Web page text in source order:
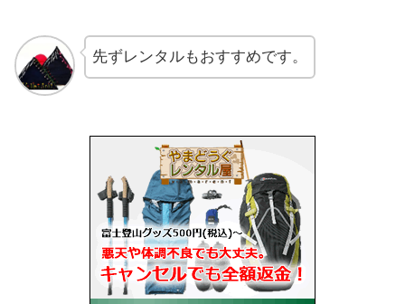
先ずレンタルもおすすめです。